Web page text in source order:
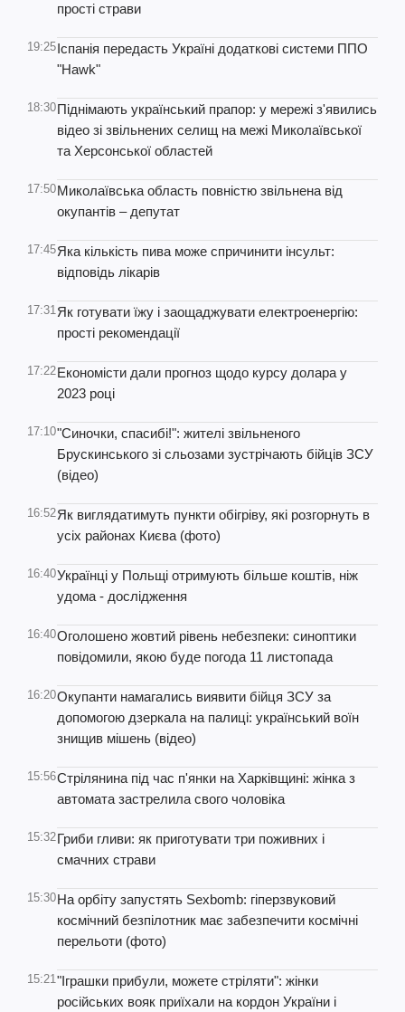
прості страви
19:25Іспанія передасть Україні додаткові системи ППО
"Hawk"
18:30Піднімають український прапор: у мережі з'явились
відео зі звільнених селищ на межі Миколаївської
та Херсонської областей
17:50Миколаївська область повністю звільнена від
окупантів – депутат
17:45Яка кількість пива може спричинити інсульт:
відповідь лікарів
17:31Як готувати їжу і заощаджувати електроенергію:
прості рекомендації
17:22Економісти дали прогноз щодо курсу долара у
2023 році
17:10"Синочки, спасибі!": жителі звільненого
Брускинського зі сльозами зустрічають бійців ЗСУ
(відео)
16:52Як виглядатимуть пункти обігріву, які розгорнуть в
усіх районах Києва (фото)
16:40Українці у Польщі отримують більше коштів, ніж
удома - дослідження
16:40Оголошено жовтий рівень небезпеки: синоптики
повідомили, якою буде погода 11 листопада
16:20Окупанти намагались виявити бійця ЗСУ за
допомогою дзеркала на палиці: український воїн
знищив мішень (відео)
15:56Стрілянина під час п'янки на Харківщині: жінка з
автомата застрелила свого чоловіка
15:32Гриби гливи: як приготувати три поживних і
смачних страви
15:30На орбіту запустять Sexbomb: гіперзвуковий
космічний безпілотник має забезпечити космічні
перельоти (фото)
15:21"Іграшки прибули, можете стріляти": жінки
російських вояк приїхали на кордон України і